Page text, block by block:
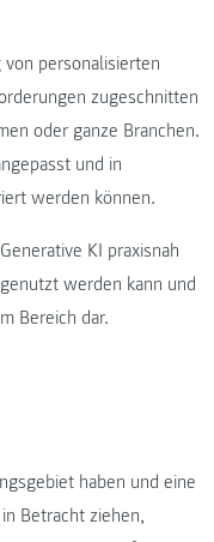
personalisierten
zugeschnitten
oder ganze Branchen.
und in
werden können.
KI praxisnah
werden kann und
Bereich dar.
haben und eine
Betracht ziehen,